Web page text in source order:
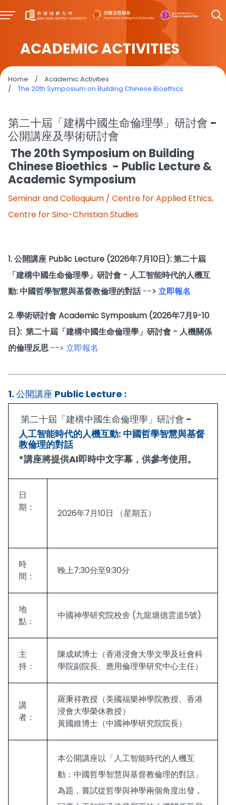
ACADEMIC ACTIVITIES
Home /
Academic Activities
/
The 20th Symposium on Building Chinese Bioethics
第二十屆「建構中國生命倫理學」研討會 -
公開講座及學術研討會
The 20th Symposium on Building
Chinese Bioethics - Public Lecture &
Academic Symposium
Seminar and Colloquium / Centre for Applied Ethics,
Centre for Sino-Christian Studies
1. 公開講座 Public Lecture (2026年7月10日):第二十屆
「建構中國生命倫理學」研討會 - 人工智能時代的人機互
動: 中國哲學智慧與基督教倫理的對話--> 立即報名
2. 學術研討會 Academic Symposium (2026年7月9-10
日): 第二十屆「建構中國生命倫理學」研討會 - 人機關係
的倫理反思 --> 立即報名
1. 公開講座 Public Lecture :
第二十屆「建構中國生命倫理學」研討會 -
人工智能時代的人機互動: 中國哲學智慧與基督
教倫理的對話
*講座將提供AI即時中文字幕，供參考使用。
日
期：
2026年7月10日 （星期五）
時
間：
晚上7:30分至9:30分
地
點：
中國神學研究院校舍 (九龍塘德雲道5號)
主
持：
陳成斌博士（香港浸會大學文學及社會科
學院副院長、應用倫理學研究中心主任）
講
者：
羅秉祥教授（美國福樂神學院教授、香港
浸會大學榮休教授）
黃國維博士（中國神學研究院院長）
本公開講座以「人工智能時代的人機互
動：中國哲學智慧與基督教倫理的對話」
為題，嘗試從哲學與神學兩個角度出發，